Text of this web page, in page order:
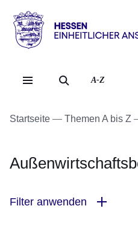
Hessen
Einheitlicher
Ansprechpartner
A-Z
Startseite Themen A bis Z
Filter anwenden